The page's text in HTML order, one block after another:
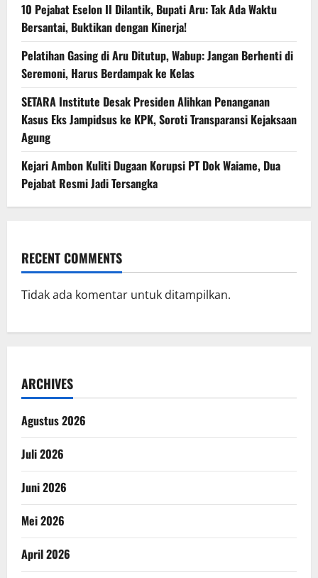
10 Pejabat Eselon II Dilantik, Bupati Aru: Tak Ada Waktu
Bersantai, Buktikan dengan Kinerja!
Pelatihan Gasing di Aru Ditutup, Wabup: Jangan Berhenti di
Seremoni, Harus Berdampak ke Kelas
SETARA Institute Desak Presiden Alihkan Penanganan
Kasus Eks Jampidsus ke KPK, Soroti Transparansi Kejaksaan
Agung
Kejari Ambon Kuliti Dugaan Korupsi PT Dok Waiame, Dua
Pejabat Resmi Jadi Tersangka
RECENT COMMENTS
Tidak ada komentar untuk ditampilkan.
ARCHIVES
Agustus 2026
Juli 2026
Juni 2026
Mei 2026
April 2026